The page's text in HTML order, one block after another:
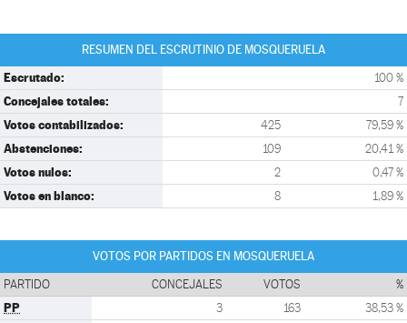
RESUMEN DEL ESCRUTINIO DE MOSQUERUELA
Escrutado: 100 %
Concejales totales: 7
Votos contabilizados: 425 79,59 %
Abstenciones: 109 20,41 %
Votos nulos: 2 0,47 %
Votos en blanco: 8 1,89 %
VOTOS POR PARTIDOS EN MOSQUERUELA
PARTIDO CONCEJALES VOTOS %
PP 3 163 38,53 %